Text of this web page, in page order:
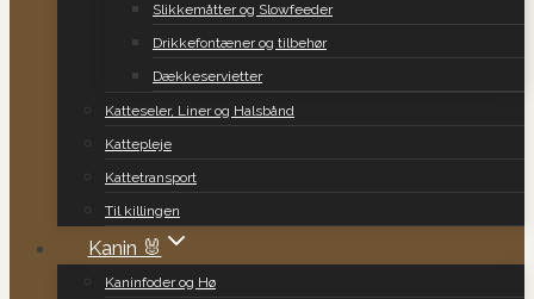
Slikkemåtter og Slowfeeder
Drikkefontæner og tilbehør
Dækkeservietter
Katteseler, Liner og Halsbånd
Kattepleje
Kattetransport
Til killingen
Kanin 🐰
Kaninfoder og Hø